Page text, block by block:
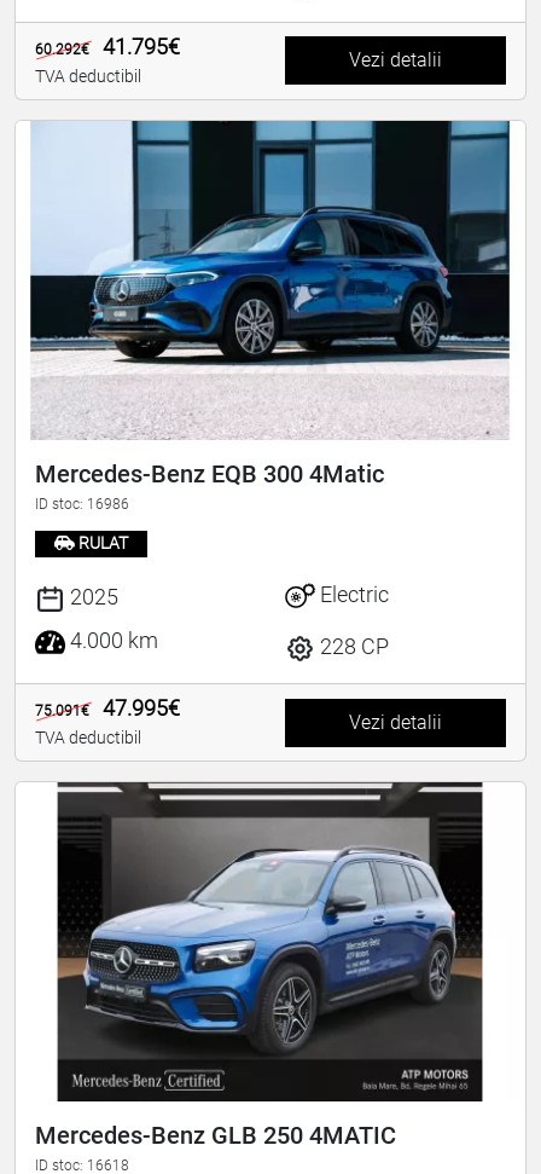
60.292€ 41.795€
TVA deductibil
Vezi detalii
Mercedes-Benz EQB 300 4Matic
ID stoc: 16986
RULAT
2025
4.000 km
Electric
228 CP
75.091€ 47.995€
TVA deductibil
Vezi detalii
Mercedes-Benz GLB 250 4MATIC
ID stoc: 16618